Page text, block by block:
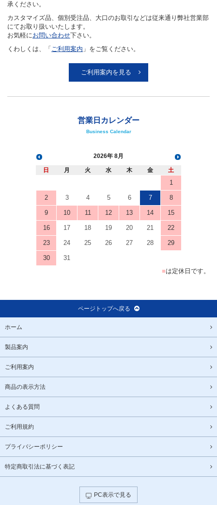
承ください。
カスタマイズ品、個別受注品、大口のお取引などは従来通り弊社営業部
にてお取り扱いいたします。
お気軽にお問い合わせ下さい。
くわしくは、「 ご利用案内 」をご覧ください。
ご利用案内を見る
営業日カレンダー
Business Calendar
2026 8月
日 月 火 水 木 金 土
1
2 3 4 5 6 7 8
9 10 11 12 13 14 15
16 17 18 19 20 21 22
23 24 25 26 27 28 29
30
31
■は定休日です。
ページトップへ戻る
ホーム
製品案内
ご利用案内
商品の表示方法
よくある質問
ご利用規約
プライバシーポリシー
特定商取引法に基づく表記
PC表示で見る